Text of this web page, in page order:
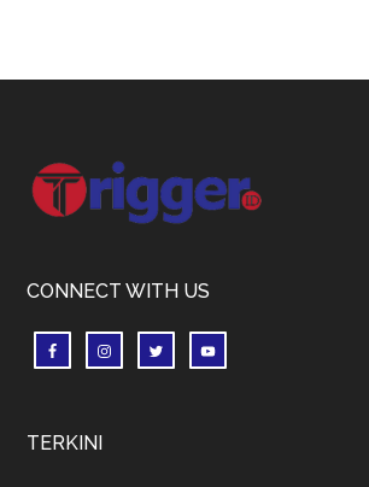
Footer
CONNECT WITH US
TERKINI